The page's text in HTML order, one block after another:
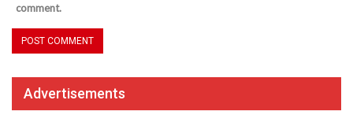
comment.
Advertisements